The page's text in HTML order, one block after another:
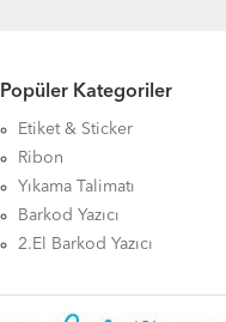
Popüler Kategoriler
Etiket & Sticker
Ribon
Yıkama Talimatı
Barkod Yazıcı
2.El Barkod Yazıcı